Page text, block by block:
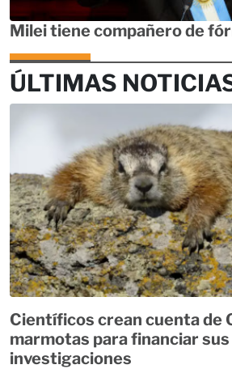
Milei tiene compañero de
ÚLTIMAS
Científicos crean cuenta de
marmotas para financiar sus
investigaciones